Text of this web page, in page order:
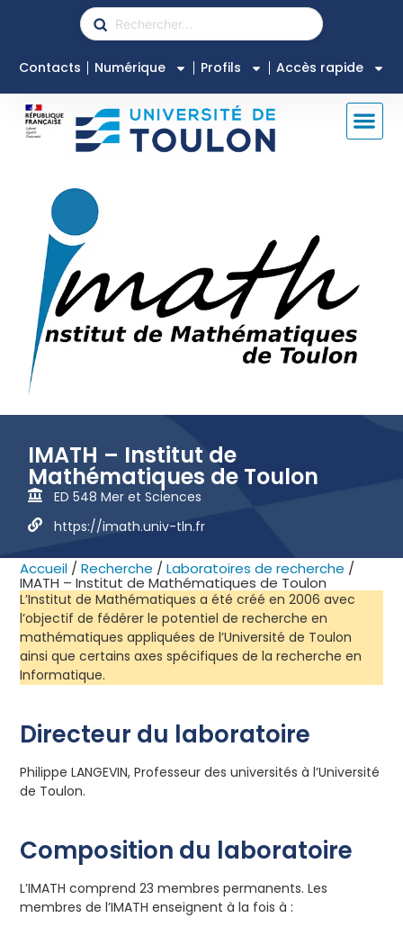
Contacts Numérique Profils Accès rapide
IMATH – Institut de
Mathématiques de Toulon
ED 548 Mer et Sciences
https://imath.univ-tln.fr
Accueil /Recherche /Laboratoires de recherche /
IMATH – Institut de Mathématiques de Toulon
L’Institut de Mathématiques a été créé en 2006 avec
l’objectif de fédérer le potentiel de recherche en
mathématiques appliquées de l’Université de Toulon
ainsi que certains axes spécifiques de la recherche en
Informatique.
Directeur du laboratoire
Philippe LANGEVIN, Professeur des universités à l’Université
de Toulon.
Composition du laboratoire
L’IMATH comprend 23 membres permanents. Les
membres de l’IMATH enseignent à la fois à :